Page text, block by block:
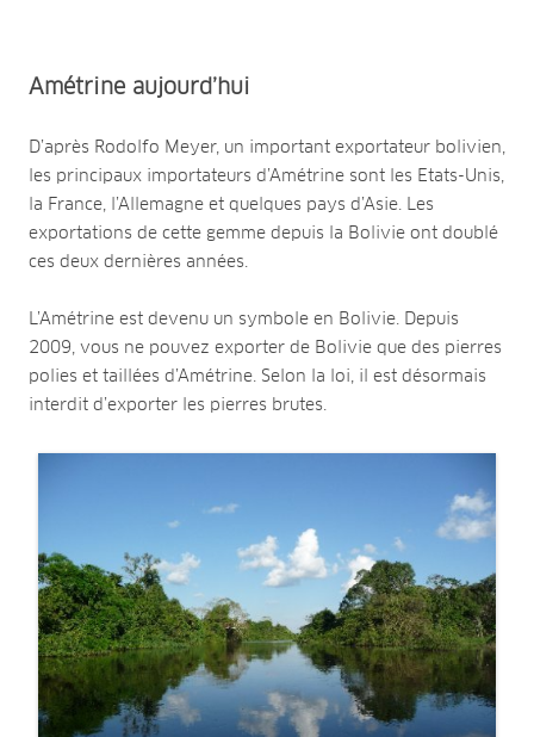
Amétrine aujourd’hui
D’après Rodolfo Meyer, un important exportateur bolivien,
les principaux importateurs d’Amétrine sont les Etats-Unis,
la France, l’Allemagne et quelques pays d’Asie. Les
exportations de cette gemme depuis la Bolivie ont doublé
ces deux dernières années.
L’Amétrine est devenu un symbole en Bolivie. Depuis
2009, vous ne pouvez exporter de Bolivie que des pierres
polies et taillées d’Amétrine. Selon la loi, il est désormais
interdit d’exporter les pierres brutes.